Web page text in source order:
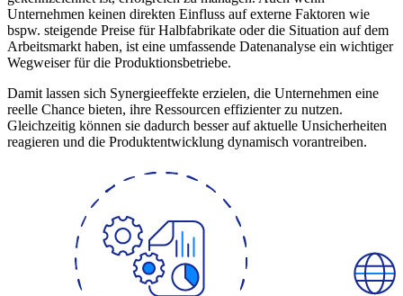
Unternehmen keinen direkten Einfluss auf externe Faktoren wie
bspw. steigende Preise für Halbfabrikate oder die Situation auf dem
Arbeitsmarkt haben, ist eine umfassende Datenanalyse ein wichtiger
Wegweiser für die Produktionsbetriebe.
Damit lassen sich Synergieeffekte erzielen, die Unternehmen eine
reelle Chance bieten, ihre Ressourcen effizienter zu nutzen.
Gleichzeitig können sie dadurch besser auf aktuelle Unsicherheiten
reagieren und die Produktentwicklung dynamisch vorantreiben.